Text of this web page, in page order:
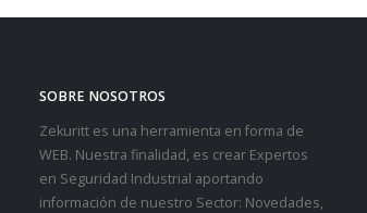
SOBRE NOSOTROS
Zekuritt es una herramienta en forma de
WEB. Nuestra finalidad, es crear Expertos
en Seguridad Industrial aportando
información de nuestro Sector: Novedades,